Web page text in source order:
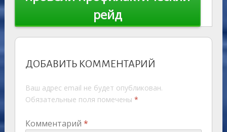
рейд
ДОБАВИТЬ КОММЕНТАРИЙ
Ваш адрес email не будет опубликован.
Обязательные поля помечены *
Комментарий *